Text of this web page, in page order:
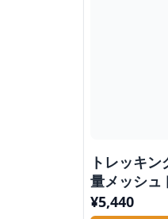
トレッキ
量メッシュ
¥5,440